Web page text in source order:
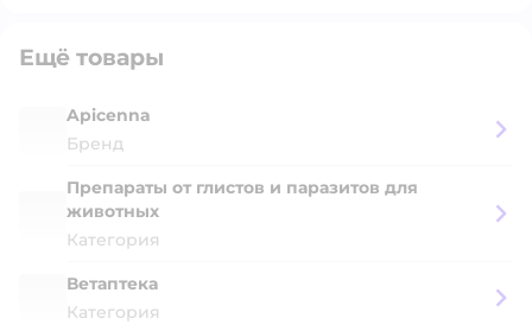
Ещё товары
Apicenna
Бренд
Препараты от глистов и паразитов для
животных
Категория
Ветаптека
Категория